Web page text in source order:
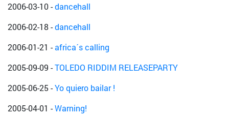
2006-03-10-dancehall
2006-02-18-dancehall
2006-01-21 -africa´s calling
2005-09-09 -TOLEDO RIDDIM RELEASEPARTY
2005-06-25-Yo quiero bailar !
2005-04-01 -Warning!